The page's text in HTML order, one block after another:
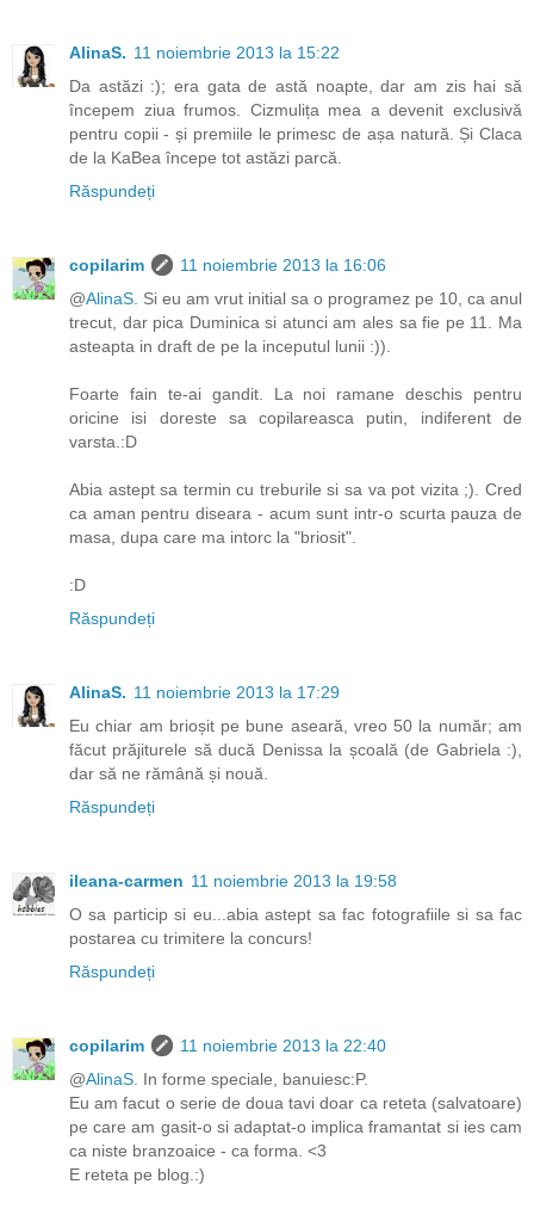
AlinaS. 11 noiembrie 2013 la 15:22
Da astăzi :); era gata de astă noapte, dar am zis hai să
începem ziua frumos. Cizmulița mea a devenit exclusivă
pentru copii - și premiile le primesc de așa natură. Și Claca
de la KaBea începe tot astăzi parcă.
Răspundeți
copilarim
11 noiembrie 2013 la 16:06
@AlinaS. Si eu am vrut initial sa o programez pe 10, ca anul
trecut, dar pica Duminica si atunci am ales sa fie pe 11. Ma
asteapta in draft de pe la inceputul lunii :)).
Foarte fain te-ai gandit. La noi ramane deschis pentru
oricine isi doreste sa copilareasca putin, indiferent de
varsta.:D
Abia astept sa termin cu treburile si sa va pot vizita ;). Cred
ca aman pentru diseara - acum sunt intr-o scurta pauza de
masa, dupa care ma intorc la "briosit".
:D
Răspundeți
AlinaS. 11 noiembrie 2013 la 17:29
Eu chiar am brioșit pe bune aseară, vreo 50 la număr; am
făcut prăjiturele să ducă Denissa la școală (de Gabriela :),
dar să ne rămână și nouă.
Răspundeți
ileana-carmen 11 noiembrie 2013 la 19:58
O sa particip si eu...abia astept sa fac fotografiile si sa fac
postarea cu trimitere la concurs!
Răspundeți
copilarim
11 noiembrie 2013 la 22:40
@AlinaS. In forme speciale, banuiesc:P.
Eu am facut o serie de doua tavi doar ca reteta (salvatoare)
pe care am gasit-o si adaptat-o implica framantat si ies cam
ca niste branzoaice - ca forma. <3
E reteta pe blog.:)